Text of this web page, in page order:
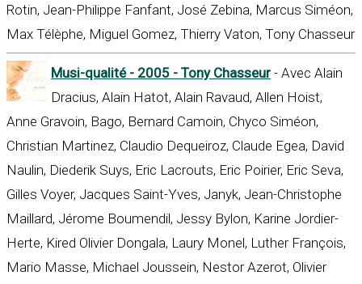
Rotin, Jean-Philippe Fanfant, José Zebina, Marcus Siméon,
Max Télèphe, Miguel Gomez, Thierry Vaton, Tony Chasseur
Musi-qualité - 2005 - Tony Chasseur - Avec Alain
Dracius, Alain Hatot, Alain Ravaud, Allen Hoist,
Anne Gravoin, Bago, Bernard Camoin, Chyco Siméon,
Christian Martinez, Claudio Dequeiroz, Claude Egea, David
Naulin, Diederik Suys, Eric Lacrouts, Eric Poirier, Eric Seva,
Gilles Voyer, Jacques Saint-Yves, Janyk, Jean-Christophe
Maillard, Jérome Boumendil, Jessy Bylon, Karine Jordier-
Herte, Kired Olivier Dongala, Laury Monel, Luther François,
Mario Masse, Michael Joussein, Nestor Azerot, Olivier